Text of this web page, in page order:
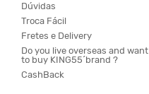
Dúvidas
Troca Fácil
Fretes e Delivery
Do you live overseas and want
to buy KING55´brand ?
CashBack